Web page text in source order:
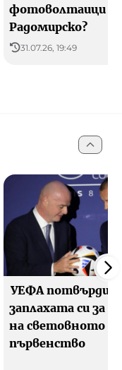
фотоволтаици в
Радомирско?
31.07.26, 19:49
УЕФА потвърди
заплахата си за
на световното
първенство